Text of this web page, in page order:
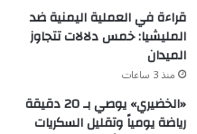
قراءة في العملية اليمنية ضد
المليشيا: خمس دلالات تتجاوز
الميدان
منذ 3 ساعات
«الخضيري» يوصي بـ 20 دقيقة
رياضة يومياً وتقليل السكريات